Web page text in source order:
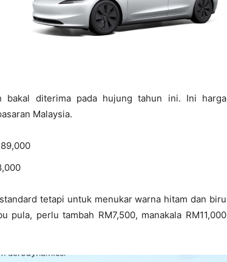
bakal diterima pada hujung tahun ini. Ini harga
Malaysia.
tetapi untuk menukar warna hitam dan biru
pula, perlu tambah RM7,500, manakala RM11,000